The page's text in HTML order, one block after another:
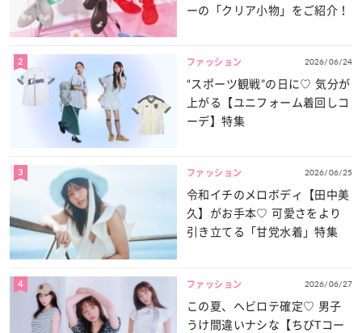
ーの「クリア小物」をご紹介！
2 ファッション 2026/06/24
“スポーツ観戦”の日に♡ 気分が
上がる【ユニフォーム着回しコ
ーデ】特集
3 ファッション 2026/06/25
令和イチのメロボディ【田中美
久】がお手本♡ 可愛さをより
引き立てる「甘党水着」特集
4 ファッション 2026/06/27
この夏、ヘビロテ確定♡ 男子
うけ間違いナシな【ちびTコー